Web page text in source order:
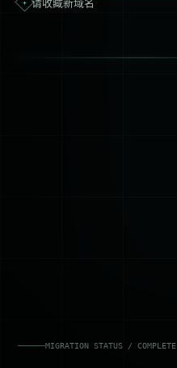
+
MIGRATION STATUS / COMPLETE